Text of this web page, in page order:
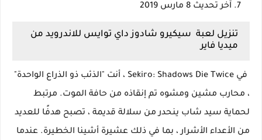
آخر تحديث 8 مارس 2019
تنزيل لعبة سيكيرو شادوز داي توايس للاندرويد من
ميديا فاير
في Sekiro: Shadows Die Twice ، أنت "الذئب ذو الذراع الواحدة"
، محارب مشين ومشوه تم إنقاذه من حافة الموت. مرتبط
لحماية سيد شاب ينحدر من سلالة قديمة ، تصبح هدفًا للعديد
من الأعداء الأشرار ، بما في ذلك عشيرة أشينا الخطيرة. عندما